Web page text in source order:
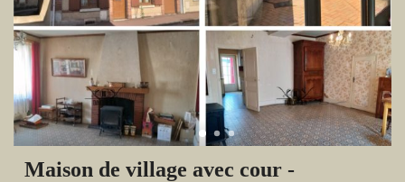
Maison de village avec cour -